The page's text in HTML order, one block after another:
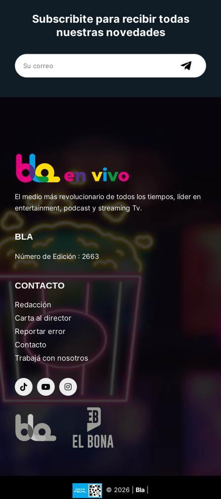
Subscribite para recibir todas
nuestras novedades
El medio más revolucionario de todos los tiempos, líder en
entertainment, podcast y streaming Tv.
BLA
Número de Edición : 2663
CONTACTO
Redacción
Carta al director
Reportar error
Contacto
Trabajá con nosotros
© 2026 | Bla